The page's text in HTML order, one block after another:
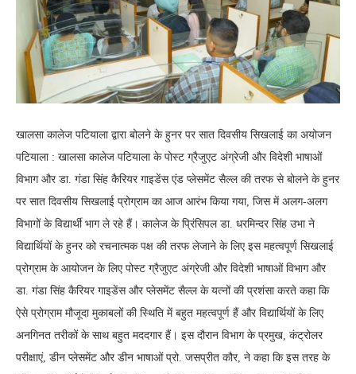
खालसा कालेज पटियाला द्वारा बोलने के हुनर पर सात दिवसीय सिखलाई का अयोजन
पटियाला : खालसा कालेज पटियाला के पोस्ट ग्रैजुएट अंग्रेजी और विदेशी भाषाओं
विभाग और डा. गंडा सिंह कैरियर गाइडेंस एंड प्लेसमेंट सैल्ल की तरफ से बोलने के हुनर
पर सात दिवसीय सिखलाई प्रोग्राम का आज आरंभ किया गया, जिस में अलग-अलग
विभागों के विद्यार्थी भाग ले रहे हैं। कालेज के प्रिंसिपल डा. धरमिन्दर सिंह उभा ने
विद्यार्थियों के हुनर को रचनात्मक पक्ष की तरफ लेजाने के लिए इस महत्वपूर्ण सिखलाई
प्रोग्राम के आयोजन के लिए पोस्ट ग्रैजुएट अंग्रेजी और विदेशी भाषाओं विभाग और
डा. गंडा सिंह कैरियर गाइडेंस और प्लेसमेंट सैल्ल के यत्नों की प्रशंसा करते कहा कि
ऐसे प्रोग्राम मौजूदा मुकाबलों की स्थिति में बहुत महत्वपूर्ण हैं और विद्यार्थियों के लिए
अनगिनत तरीकों के साथ बहुत मददगार हैं। इस दौरान विभाग के प्रमुख, कंट्रोलर
परीक्षाएं, डीन प्लेसमेंट और डीन भाषाओं प्रो. जसप्रीत कौर, ने कहा कि इस तरह के